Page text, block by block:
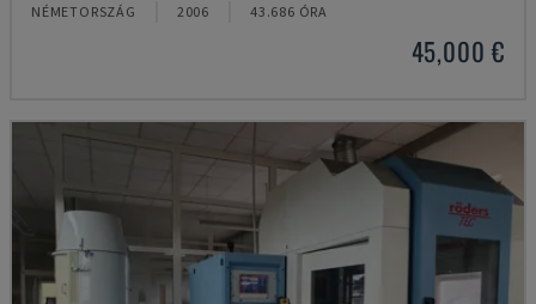
NÉMETORSZÁG 2006 43.686 ÓRA
45,000 €